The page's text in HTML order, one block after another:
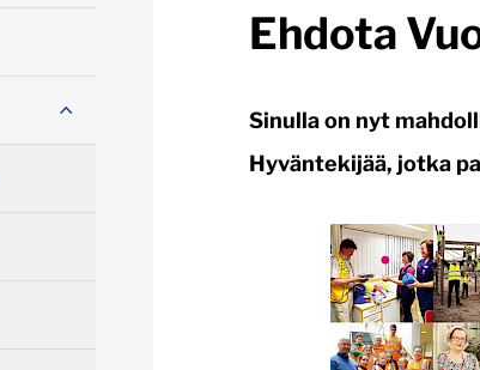
Ehdota
Sinulla on nyt
Hyväntekijää, jotka